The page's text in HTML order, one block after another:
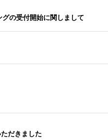
の受付開始に関しまして
だきました